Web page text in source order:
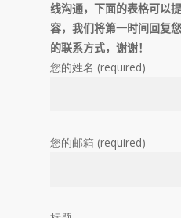
线沟通，下面的表格可以
容，我们将第一时间回复
的联系方式，谢谢！
您的姓名 (required)
您的邮箱 (required)